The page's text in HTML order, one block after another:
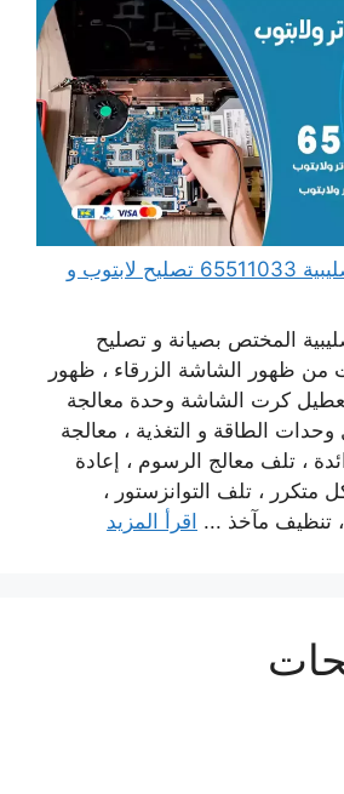
مهندس كمبيوتر الصليبية 65511033 تصليح لابتوب و
المختص بصيانة و تصليح
من ظهور الشاشة الزرقاء ، ظهور
كرت الشاشة وحدة معالجة
الطاقة و التغذية ، معالجة
، تلف معالج الرسوم ، إعادة
متكرر ، تلف التوانزستور ،
، تنظيف مآخذ ... اقرأ المزيد